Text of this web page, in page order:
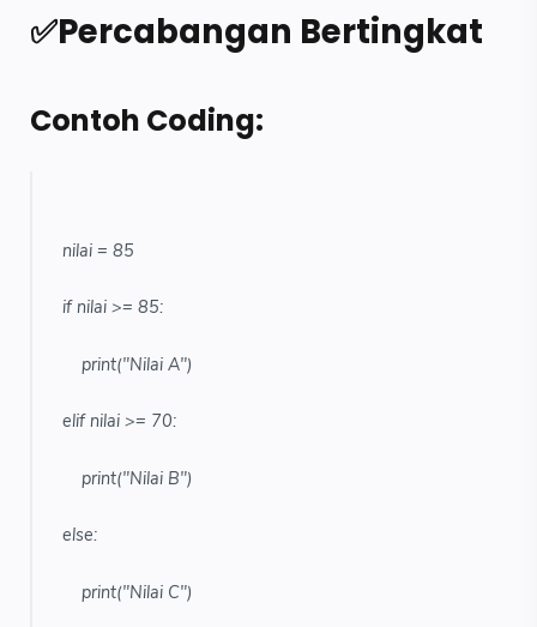
✅Percabangan Bertingkat
Contoh Coding:
nilai = 85
if nilai >= 85:
print("Nilai A")
elif nilai >= 70:
print("Nilai B")
else:
print("Nilai C")